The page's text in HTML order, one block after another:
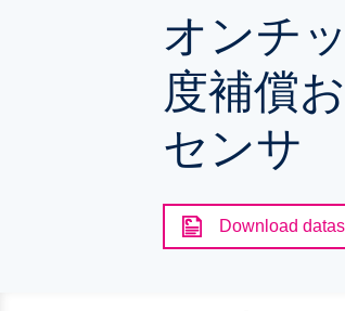
オンチ
度補償
センサ
Download